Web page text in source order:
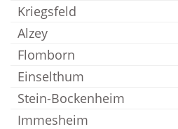
Kriegsfeld
Alzey
Flomborn
Einselthum
Stein-Bockenheim
Immesheim